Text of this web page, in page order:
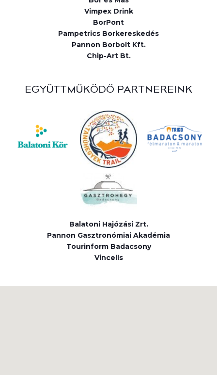
Vimpex Drink
BorPont
Pampetrics Borkereskedés
Pannon Borbolt Kft.
Chip-Art Bt.
EGYÜTTMŰKÖDŐ PARTNEREINK
Balatoni Hajózási Zrt.
Pannon Gasztronómiai Akadémia
Tourinform Badacsony
Vincells